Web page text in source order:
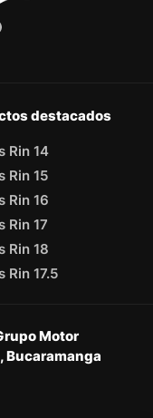
destacados
Rin 14
Rin 15
Rin 16
Rin 17
Rin 18
Rin 17.5
Motor
Bucaramanga